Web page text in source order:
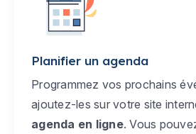
Planifier un agenda
Programmez vos prochains
ajoutez-les sur votre site
agenda en ligne. Vous